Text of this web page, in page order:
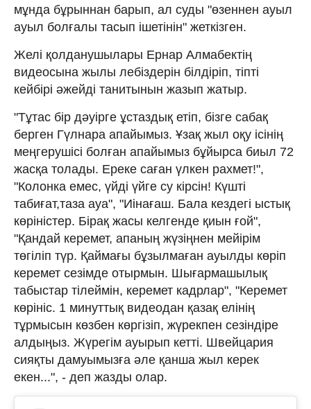
мұнда бұрыннан барып, ал суды "өзеннен ауыл
ауыл болғалы тасып ішетінін" жеткізген.
Желі қолданушылары Ернар Алмабектің
видеосына жылы лебіздерін білдіріп, тіпті
кейбірі әжейді танитынын жазып жатыр.
"Тұтас бір дәуірге ұстаздық етіп, бізге сабақ
берген Гүлнара апайымыз. Ұзақ жыл оқу ісінің
меңгерушісі болған апайымыз бұйырса биыл 72
жасқа толады. Ереке саған үлкен рахмет!",
"Колонка емес, үйді үйге су кірсін! Күшті
табиғат,таза ауа", "Иінағаш. Бала кездегі ыстық
көріністер. Бірақ жасы келгенде қиын ғой",
"Қандай керемет, апаның жүзіңнен мейірім
төгіліп түр. Қаймағы бұзылмаған ауылды көріп
керемет сезімде отырмын. Шығармашылық
табыстар тілеймін, керемет кадрлар", "Керемет
көрініс. 1 минуттық видеодан қазақ елінің
тұрмысын көзбен көргізіп, жүрекпен сезіндіре
алдыңыз. Жүрегім ауырып кетті. Швейцария
сияқты дамуымызға әле қанша жыл керек
екен...", - деп жазды олар.